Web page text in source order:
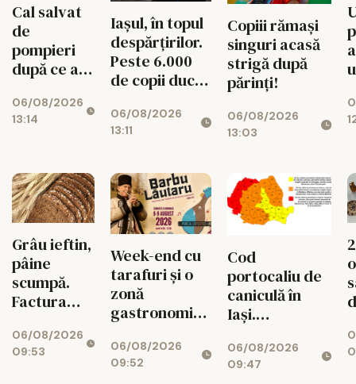
Cal salvat
de
pompieri
după ce a
un şanţ de
trei metri
06/08/2026
13:14
Iașul, în topul
despărțirilor.
Peste 6.000
de copii duc
părinților
06/08/2026
13:11
Copiii rămași
singuri acasă
strigă după
părinți!
06/08/2026
13:03
Grâu ieftin,
pâine
scumpă.
Factura
dintre
câmp și
06/08/2026
09:53
Week-end cu
tarafuri și o
zonă
gastronomică
06/08/2026
09:52
Cod
portocaliu de
caniculă în
Iași.
urcă la 38 de
grade,
06/08/2026
09:47